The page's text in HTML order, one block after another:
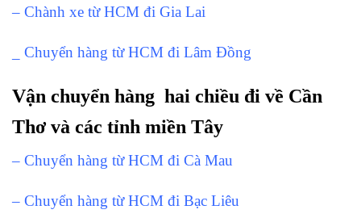
– Chành xe từ HCM đi Gia Lai
_ Chuyển hàng từ HCM đi Lâm Đồng
Vận chuyển hàng hai chiều đi về Cần
Thơ và các tỉnh miền Tây
– Chuyển hàng từ HCM đi Cà Mau
– Chuyển hàng từ HCM đi Bạc Liêu